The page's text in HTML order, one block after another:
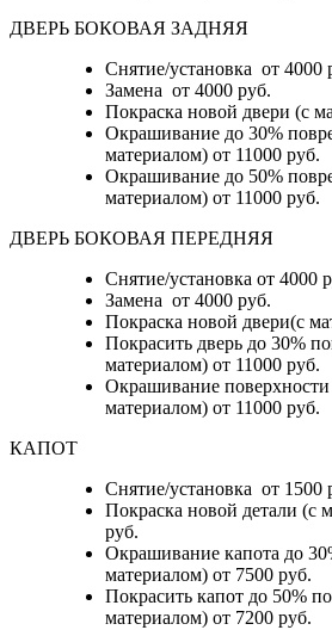
ДВЕРЬ БОКОВАЯ ЗАДНЯЯ
Снятие/установка от 4000
Замена от 4000 руб.
Покраска новой двери (с
Окрашивание до 30%
материалом) от 11000 руб.
Окрашивание до 50%
материалом) от 11000 руб.
ДВЕРЬ БОКОВАЯ ПЕРЕДНЯЯ
Снятие/установка от 4000
Замена от 4000 руб.
Покраска новой двери(с
Покрасить дверь до 30%
материалом) от 11000 руб.
Окрашивание
материалом) от 11000 руб.
КАПОТ
Снятие/установка от 1500
Покраска новой детали (с
руб.
Окрашивание капота до
материалом) от 7500 руб.
Покрасить капот до 50%
материалом) от 7200 руб.